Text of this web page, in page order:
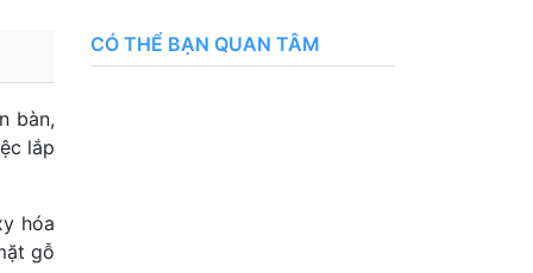
bàn,
lắp
hóa
gỗ
CÓ THỂ BẠN QUAN TÂM